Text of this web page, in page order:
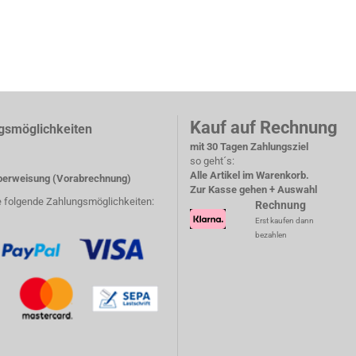
(Vorabrechnung)
folgende Zahlungsmöglichkeiten:
Kauf auf Rechnung
mit 30 Tagen Zahlungsziel
so geht´s:
Alle Artikel im Warenkorb.
Zur Kasse gehen + Auswahl
Rechnung
Erst kaufen dann
bezahlen